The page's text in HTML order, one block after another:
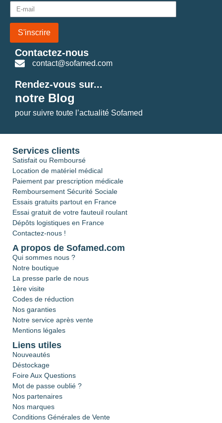
S'inscrire
Contactez-nous
contact@sofamed.com
Rendez-vous sur...
notre Blog
pour suivre toute l’actualité Sofamed
Services clients
Satisfait ou Remboursé
Location de matériel médical
Paiement par prescription médicale
Remboursement Sécurité Sociale
Essais gratuits partout en France
Essai gratuit de votre fauteuil roulant
Dépôts logistiques en France
Contactez-nous !
A propos de Sofamed.com
Qui sommes nous ?
Notre boutique
La presse parle de nous
1ère visite
Codes de réduction
Nos garanties
Notre service après vente
Mentions légales
Liens utiles
Nouveautés
Déstockage
Foire Aux Questions
Mot de passe oublié ?
Nos partenaires
Nos marques
Conditions Générales de Vente